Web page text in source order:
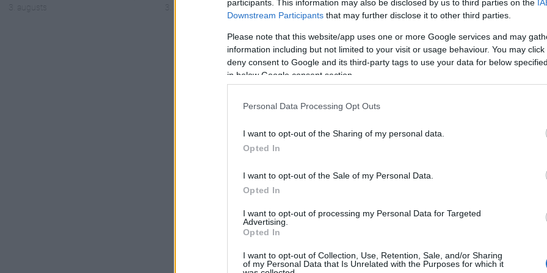
participants. This information may also be disclosed by us to third parties on the
Downstream Participants that may further disclose it to other third parties.
Please note that this website/app uses one or more Google services and may
information including but not limited to your visit or usage behaviour. You may
deny consent to Google and its third-party tags to use your data for below
in below Google consent section.
Personal Data Processing Opt Outs
I want to opt-out of the Sharing of my personal data.
Opted In
I want to opt-out of the Sale of my Personal Data.
Opted In
I want to opt-out of processing my Personal Data for Targeted
Advertising.
Opted In
I want to opt-out of Collection, Use, Retention, Sale, and/or Sharing
of my Personal Data that Is Unrelated with the Purposes for which it
3. augusts 3. augusts 3. augusts 3. augusts